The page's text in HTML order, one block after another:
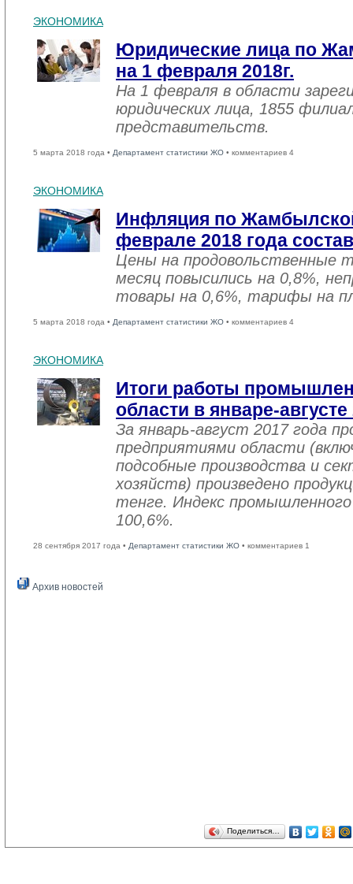
ЭКОНОМИКА
Юридические лица по
на 1 февраля 2018г.
На 1 февраля в области
юридических лица, 1855
представительств.
5 марта 2018 года • Департамент статистики ЖО • комментариев 4
ЭКОНОМИКА
Инфляция по
феврале 2018 года
Цены на продовольственные
месяц повысились на 0,8%,
товары на 0,6%, тарифы на
5 марта 2018 года • Департамент статистики ЖО • комментариев 4
ЭКОНОМИКА
Итоги работы
области в январе-августе
За январь-август 2017 года
предприятиями области
подсобные производства и
хозяйств) произведено
тенге. Индекс
100,6%.
28 сентября 2017 года • Департамент статистики ЖО • комментариев 1
Архив новостей
Поделиться…